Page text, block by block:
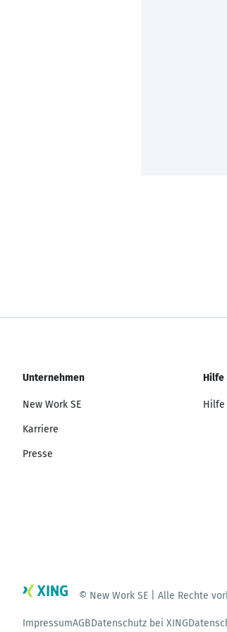
Unternehmen
New Work SE
Karriere
Presse
Hilfe
Hilfe
© New Work SE | Alle Rechte
ImpressumAGBDatenschutz bei XING